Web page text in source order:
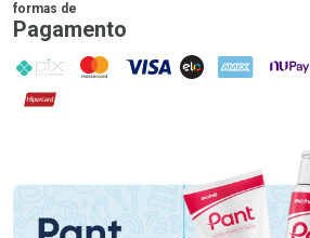
formas de
Pagamento
PIX MasterCard
VISA ELO AMEX NuPay
Hipercard
Promoção em Destaque